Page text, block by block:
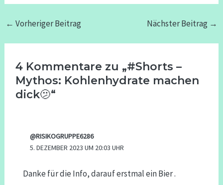
← Vorheriger Beitrag Nächster Beitrag →
4 Kommentare zu „#Shorts –
Mythos: Kohlenhydrate machen
dick🫤“
@RISIKOGRUPPE6286
5. DEZEMBER 2023 UM 20:03 UHR
Danke für die Info, darauf erstmal ein Bier .